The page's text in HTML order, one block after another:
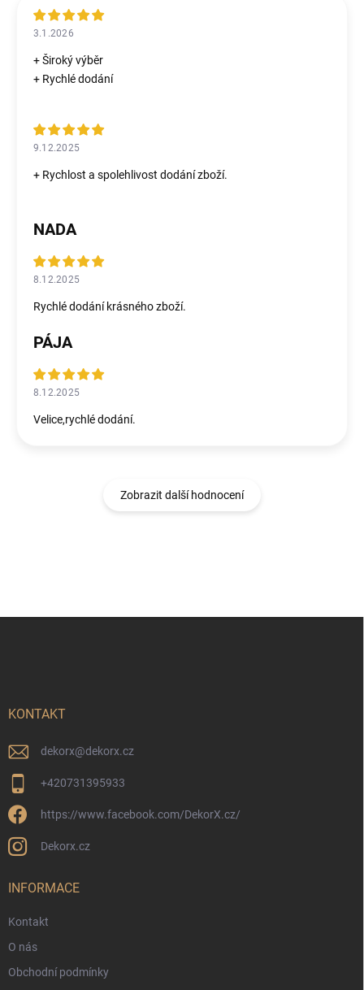
3.1.2026
+ Široký výběr
+ Rychlé dodání
9.12.2025
+ Rychlost a spolehlivost dodání zboží.
NADA
8.12.2025
Rychlé dodání krásného zboží.
PÁJA
8.12.2025
Velice,rychlé dodání.
Zobrazit další hodnocení
KONTAKT
dekorx@dekorx.cz
+420731395933
https://www.facebook.com/DekorX.cz/
Dekorx.cz
INFORMACE
Kontakt
O nás
Obchodní podmínky